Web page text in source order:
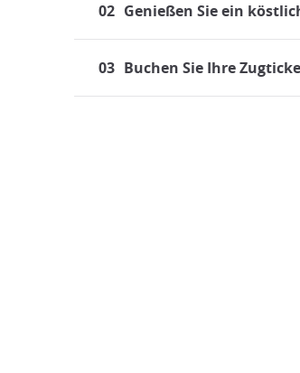
02 Genießen Sie ein
03 Buchen Sie Ihre